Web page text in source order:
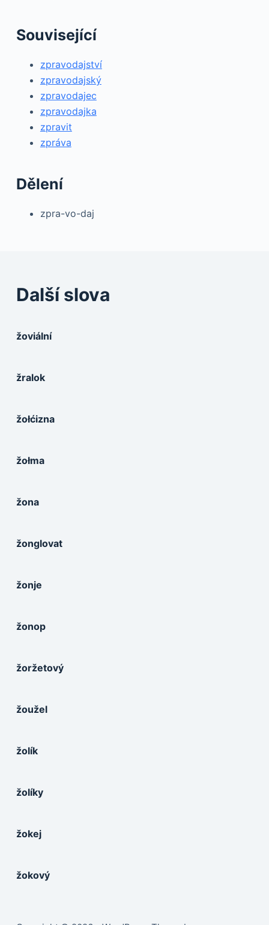
Související
zpravodajství
zpravodajský
zpravodajec
zpravodajka
zpravit
zpráva
Dělení
zpra-vo-daj
Další slova
žoviální
žralok
žołćizna
žołma
žona
žonglovat
žonje
žonop
žoržetový
žoužel
žolík
žolíky
žokej
žokový